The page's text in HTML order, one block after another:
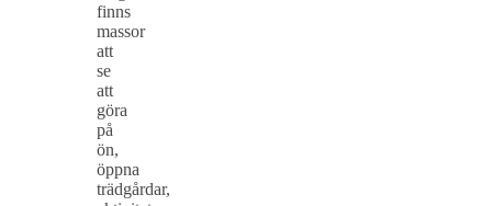
finns
massor
att
se
att
göra
på
ön,
öppna
trädgårdar,